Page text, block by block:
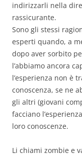
indirizzarli nella
rassicurante.
Sono gli stessi
esperti quando, a
dopo aver sorbito
l’abbiamo ancora
l’esperienza non è
conoscenza, se ne
gli altri (giovani
facciano
loro conoscenze.
Li chiami zombie e